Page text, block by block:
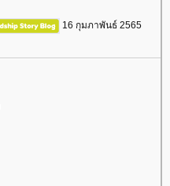
16 กุมภาพันธ์ 2565